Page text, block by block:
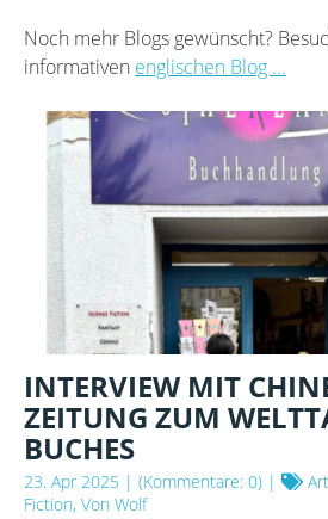
Noch mehr Blogs gewünscht?
informativen englischen Blog ...
INTERVIEW MIT
ZEITUNG ZUM
BUCHES
23. Apr 2025 | (Kommentare: 0) |
Fiction, Von Wolf